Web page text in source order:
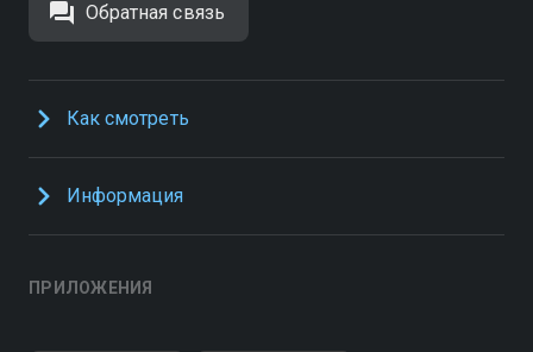
Обратная связь
Как смотреть
Информация
ПРИЛОЖЕНИЯ